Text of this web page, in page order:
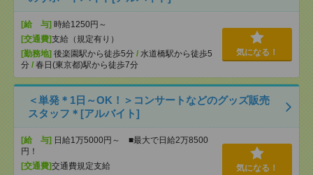
[給 与] 時給1250円～
[交通費]支給（規定有り）
[勤務地] 後楽園駅から徒歩5分 / 水道橋駅から徒歩5
分 / 春日(東京都)駅から徒歩7分
気になる！
＜単発＊1日～OK！＞コンサートなどのグッズ販売
スタッフ＊[アルバイト]
[給 与] 日給1万5000円～ ■最大で日給2万8500
円！
[交通費]交通費規定支給
気になる！